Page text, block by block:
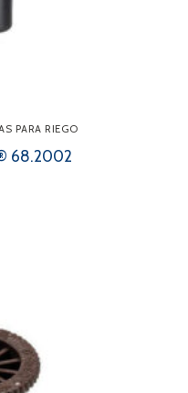
PARA RIEGO
68.2002